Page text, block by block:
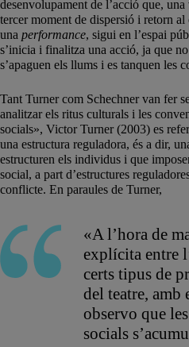
desenvolupament de l’acció que,
tercer moment de dispersió i retorn
una performance, sigui en l’espai
s’inicia i finalitza una acció, ja que
s’apaguen els llums i es tanquen les
Tant Turner com Schechner van fer
analitzar els ritus culturals i les
socials», Victor Turner (2003) es
una estructura reguladora, és a dir,
estructuren els individus i que
social, a part d’estructures
conflicte. En paraules de Turner,
«A l’hora de
explícita entre
certs tipus de
del teatre, amb
observo que
socials